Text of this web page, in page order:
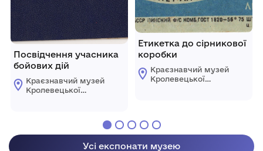
Посвідчення учасника
бойових дій
Краєзнавчий музей
Кролевецької
Етикетка до сірникової
коробки
Краєзнавчий музей
Кролевецької
Усі експонати музею